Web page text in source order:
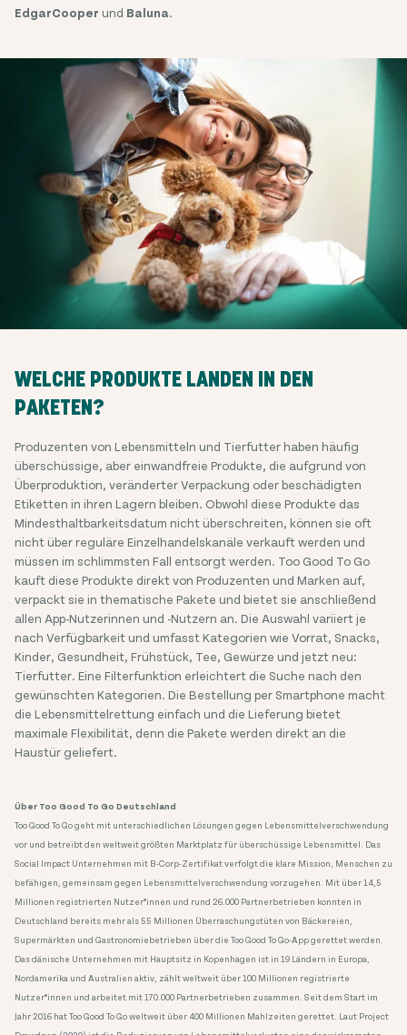
EdgarCooper und Baluna.
WELCHE PRODUKTE LANDEN IN DEN
PAKETEN?
Produzenten von Lebensmitteln und Tierfutter haben häufig
überschüssige, aber einwandfreie Produkte, die aufgrund von
Überproduktion, veränderter Verpackung oder beschädigten
Etiketten in ihren Lagern bleiben. Obwohl diese Produkte das
Mindesthaltbarkeitsdatum nicht überschreiten, können sie oft
nicht über reguläre Einzelhandelskanäle verkauft werden und
müssen im schlimmsten Fall entsorgt werden. Too Good To Go
kauft diese Produkte direkt von Produzenten und Marken auf,
verpackt sie in thematische Pakete und bietet sie anschließend
allen App-Nutzerinnen und -Nutzern an. Die Auswahl variiert je
nach Verfügbarkeit und umfasst Kategorien wie Vorrat, Snacks,
Kinder, Gesundheit, Frühstück, Tee, Gewürze und jetzt neu:
Tierfutter. Eine Filterfunktion erleichtert die Suche nach den
gewünschten Kategorien. Die Bestellung per Smartphone macht
die Lebensmittelrettung einfach und die Lieferung bietet
maximale Flexibilität, denn die Pakete werden direkt an die
Haustür geliefert.
Über Too Good To Go Deutschland
Too Good To Go geht mit unterschiedlichen Lösungen gegen Lebensmittelverschwendung
vor und betreibt den weltweit größten Marktplatz für überschüssige Lebensmittel. Das
Social Impact Unternehmen mit B-Corp-Zertifikat verfolgt die klare Mission, Menschen zu
befähigen, gemeinsam gegen Lebensmittelverschwendung vorzugehen. Mit über 14,5
Millionen registrierten Nutzer*innen und rund 26.000 Partnerbetrieben konnten in
Deutschland bereits mehr als 55 Millionen Überraschungstüten von Bäckereien,
Supermärkten und Gastronomiebetrieben über die Too Good To Go-App gerettet werden.
Das dänische Unternehmen mit Hauptsitz in Kopenhagen ist in 19 Ländern in Europa,
Nordamerika und Australien aktiv, zählt weltweit über 100 Millionen registrierte
Nutzer*innen und arbeitet mit 170.000 Partnerbetrieben zusammen. Seit dem Start im
Jahr 2016 hat Too Good To Go weltweit über 400 Millionen Mahlzeiten gerettet. Laut Project